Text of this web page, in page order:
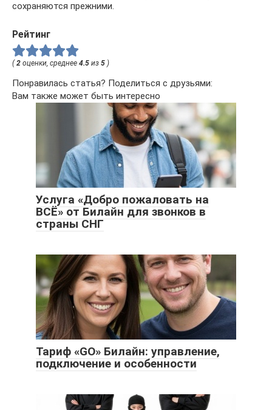
сохраняются прежними.
Рейтинг
( 2 оценки, среднее 4.5 из 5 )
Понравилась статья? Поделиться с друзьями:
Вам также может быть интересно
Услуга «Добро пожаловать на
ВСЁ» от Билайн для звонков в
страны СНГ
Тариф «GO» Билайн: управление,
подключение и особенности